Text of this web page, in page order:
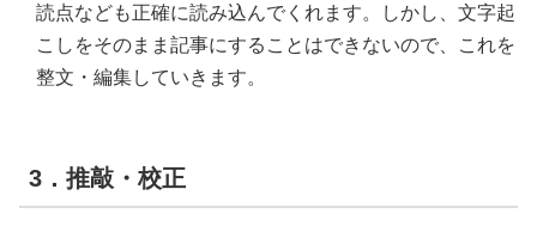
読点なども正確に読み込んでくれます。しかし、文字起
こしをそのまま記事にすることはできないので、これを
整文・編集していきます。
3．推敲・校正